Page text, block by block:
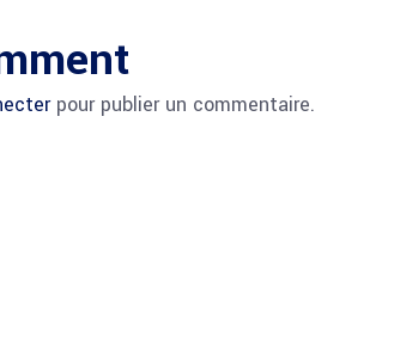
pour publier un commentaire.